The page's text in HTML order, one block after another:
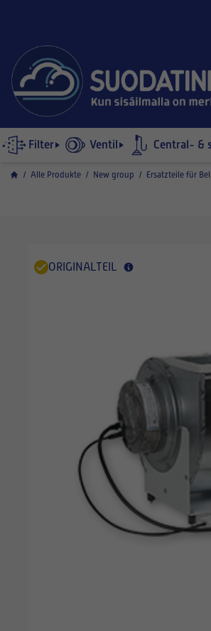
Filter Ventil Central- &
/ Alle Produkte / New group / Ersatzteile für
ORIGINALTEIL